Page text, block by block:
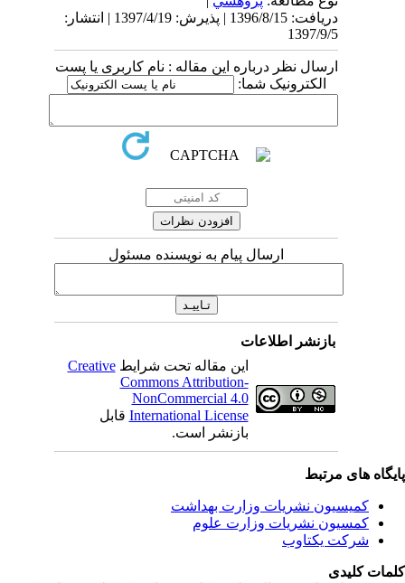
دریافت: 1396/8/15 | پذیرش: 1397/4/19 | انتشار:
1397/9/5
ارسال نظر درباره این مقاله : نام کاربری یا پست
الکترونیک شما:
ارسال پیام به نویسنده مسئول
بازنشر اطلاعات
این مقاله تحت شرایطCreative
Commons Attribution-
NonCommercial 4.0
International Licenseقابل
بازنشر است.
های مرتبط
کمیسیون نشریات وزارت بهداشت
کمسیون نشریات وزارت علوم
شرکت یکتاوب
کلیدی